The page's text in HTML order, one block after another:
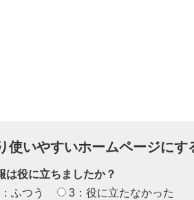
使いやすいホームページにす
は役に立ちましたか？
ふつう
3：役に立たなかった